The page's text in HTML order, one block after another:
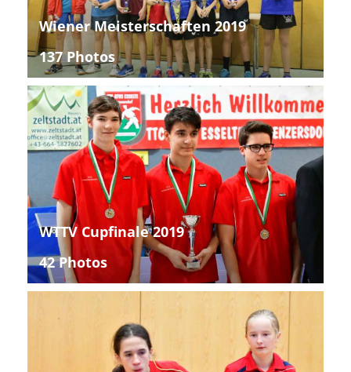
Wiener Meisterschaften 2019
137 Photos
WTTV Cupfinale 2019
42 Photos